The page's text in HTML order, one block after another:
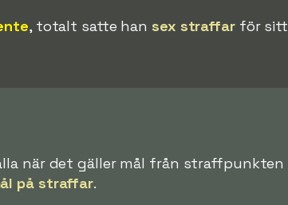
, totalt satte hansex straffarför sitt
när det gäller mål från straffpunkten
på straffar.